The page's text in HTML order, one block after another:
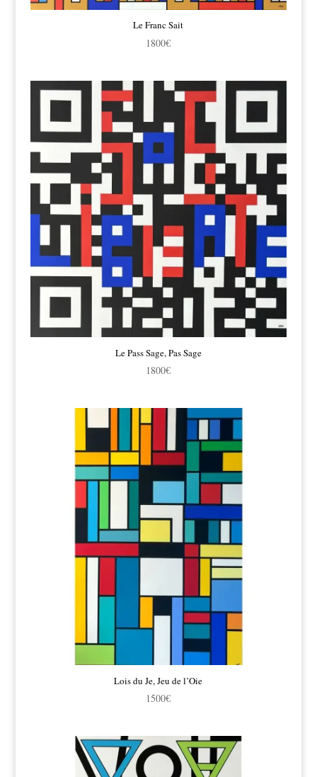
Le Franc Sait
1800€
Le Pass Sage, Pas Sage
1800€
Lois du Je, Jeu de l’Oie
1500€